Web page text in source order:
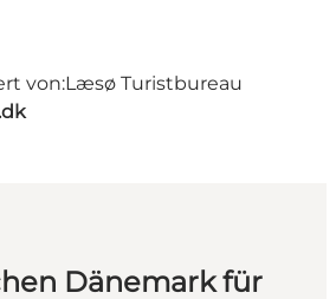
von:Læsø Turistbureau
Dänemark für